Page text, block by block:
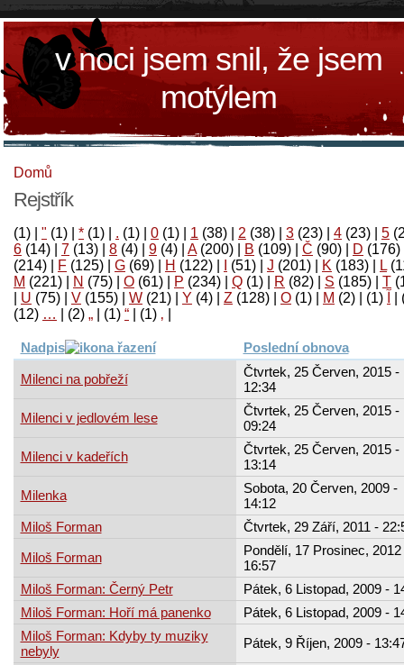
v noci jsem snil, že jsem
motýlem
Domů
Rejstřík
(1) " (1) * (1) . (1) 0 (1) 1 (38) 2 (38) 3 (23) 4 (23) 5
6 (14) 7 (13) 8 (4) 9 (4) A(200) B (109) Č (90) D (176)
(214)
F (125) G (69) H (122) (51) J (201) K (183) L
M (221) N (75) O (61) P (234) Q (1) R (82) S (185) T
U (75) V (155) W (21) Y (4) Z (128) Ο (1) М (2)
(1)
‚
(1)
“
(1)
„
(2)
…
(12)
Nadpis Poslední obnova
Milenci na pobřeží
Čtvrtek, 25 Červen, 2015 -
12:34
Milenci v jedlovém lese
Čtvrtek, 25 Červen, 2015 -
09:24
Milenci v kadeřích
Čtvrtek, 25 Červen, 2015 -
13:14
Milenka
Sobota, 20 Červen, 2009 -
14:12
Miloš Forman
Čtvrtek, 29 Září, 2011 -
Miloš Forman
Pondělí, 17 Prosinec, 2012
16:57
Miloš Forman: Černý Petr
Pátek, 6 Listopad, 2009 -
Miloš Forman: Hoří má panenko
Pátek, 6 Listopad, 2009 -
Miloš Forman: Kdyby ty muziky
nebyly
Pátek, 9 Říjen, 2009 -